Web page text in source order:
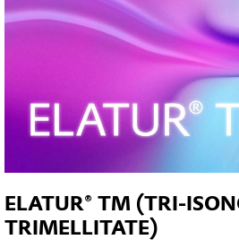
ELATUR® TM (TRI-
TRIMELLITATE)